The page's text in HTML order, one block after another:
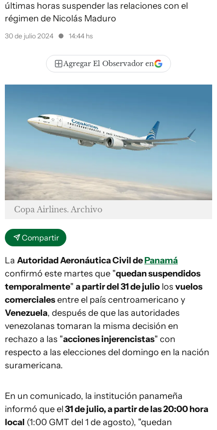
últimas horas suspender las relaciones con el
régimen de Nicolás Maduro
30 de julio 2024 14:44 hs
Agregar El Observador en
Copa Airlines. Archivo
Compartir
La Autoridad Aeronáutica Civil dePanamá
confirmó este martes que "quedan suspendidos
temporalmente" a partir del 31 de julio los vuelos
comercialesentre el país centroamericano y
Venezuela, después de que las autoridades
venezolanas tomaran la misma decisión en
rechazo a las "acciones injerencistas" con
respecto a las elecciones del domingo en la nación
suramericana.
En un comunicado, la institución panameña
informó que el31 de julio, a partir de las 20:00 hora
local (1:00 GMT del 1 de agosto), "quedan